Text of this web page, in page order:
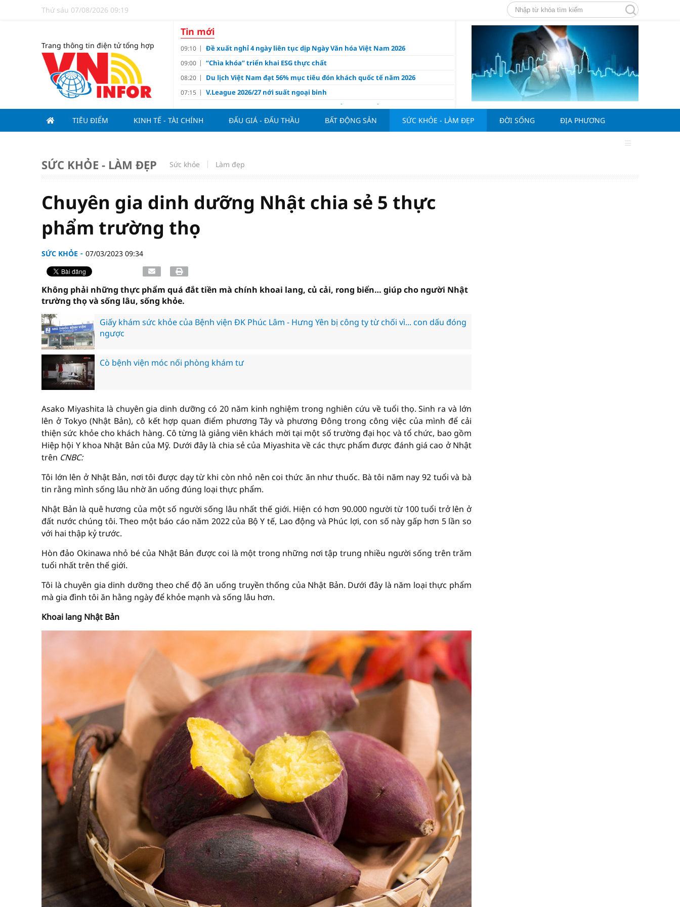
Thứ sáu 07/08/2026 09:19
Trang thông tin điện tử tổng hợp
Tin mới
09:10 Đề xuất nghỉ 4 ngày liên tục dịp Ngày Văn hóa Việt Nam 2026
09:00 “Chìa khóa” triển khai ESG thực chất
08:20 Du lịch Việt Nam đạt 56% mục tiêu đón khách quốc tế năm 2026
07:15 V.League 2026/27 nới suất ngoại binh
07:00 Hoàn thiện quy định người nước ngoài sở hữu nhà ở
18:05
Tử vi hôm nay, xem tử vi 12 con giáp hôm nay ngày 7/8/2026: Tuổi Thân làm
việc chăm chỉ
15:00 Hút vốn FDI chất lượng cao cho mục tiêu tăng trưởng 2 con số
13:00 Nghiên cứu tính tiền gửi Kho bạc vào nguồn vốn huy động của ngân hàng
TIÊU ĐIỂM KINH TẾ - TÀI CHÍNH ĐẤU GIÁ - ĐẤU THẦU BẤT ĐỘNG SẢN SỨC KHỎE - LÀM ĐẸP ĐỜI SỐNG ĐỊA PHƯƠNG
SỨC KHỎE - LÀM ĐẸP Sức khỏe Làm đẹp
Chuyên gia dinh dưỡng Nhật chia sẻ 5 thực
phẩm trường thọ
SỨC KHỎE 07/03/2023 09:34
Không phải những thực phẩm quá đắt tiền mà chính khoai lang, củ cải, rong biển… giúp cho người Nhật
trường thọ và sống lâu, sống khỏe.
Giấy khám sức khỏe của Bệnh viện ĐK Phúc Lâm - Hưng Yên bị công ty từ chối vì... con dấu đóng
ngược
Cò bệnh viện móc nối phòng khám tư
Asako Miyashita là chuyên gia dinh dưỡng có 20 năm kinh nghiệm trong nghiên cứu về tuổi thọ. Sinh ra và lớn
lên ở Tokyo (Nhật Bản), cô kết hợp quan điểm phương Tây và phương Đông trong công việc của mình để cải
thiện sức khỏe cho khách hàng. Cô từng là giảng viên khách mời tại một số trường đại học và tổ chức, bao gồm
Hiệp hội Y khoa Nhật Bản của Mỹ. Dưới đây là chia sẻ của Miyashita về các thực phẩm được đánh giá cao ở Nhật
trên CNBC:
Tôi lớn lên ở Nhật Bản, nơi tôi được dạy từ khi còn nhỏ nên coi thức ăn như thuốc. Bà tôi năm nay 92 tuổi và bà
tin rằng mình sống lâu nhờ ăn uống đúng loại thực phẩm.
Nhật Bản là quê hương của một số người sống lâu nhất thế giới. Hiện có hơn 90.000 người từ 100 tuổi trở lên ở
đất nước chúng tôi. Theo một báo cáo năm 2022 của Bộ Y tế, Lao động và Phúc lợi, con số này gấp hơn 5 lần so
với hai thập kỷ trước.
Hòn đảo Okinawa nhỏ bé của Nhật Bản được coi là một trong những nơi tập trung nhiều người sống trên trăm
tuổi nhất trên thế giới.
Tôi là chuyên gia dinh dưỡng theo chế độ ăn uống truyền thống của Nhật Bản. Dưới đây là năm loại thực phẩm
mà gia đình tôi ăn hằng ngày để khỏe mạnh và sống lâu hơn.
Khoai lang Nhật Bản